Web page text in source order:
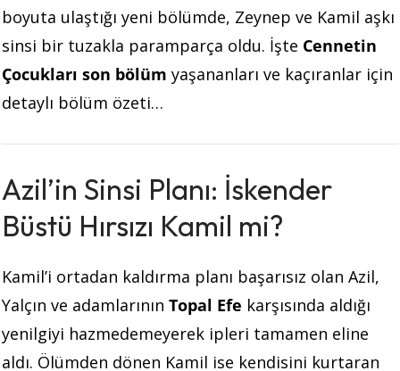
boyuta ulaştığı yeni bölümde, Zeynep ve Kamil aşkı
sinsi bir tuzakla paramparça oldu. İşte Cennetin
Çocukları son bölüm yaşananları ve kaçıranlar için
detaylı bölüm özeti…
Azil’in Sinsi Planı: İskender
Büstü Hırsızı Kamil mi?
Kamil’i ortadan kaldırma planı başarısız olan Azil,
Yalçın ve adamlarının Topal Efe karşısında aldığı
yenilgiyi hazmedemeyerek ipleri tamamen eline
aldı. Ölümden dönen Kamil ise kendisini kurtaran